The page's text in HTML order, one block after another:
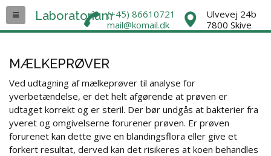
Laboratorium(+45) 86610721
mail@komail.dk
Ulvevej 24b
7800 Skive
MÆLKEPRØVER
Ved udtagning af mælkeprøver til analyse for
yverbetændelse, er det helt afgørende at prøven er
udtaget korrekt og er steril. Der bør undgås at bakterier fra
yveret og omgivelserne forurener prøven. Er prøven
forurenet kan dette give en blandingsflora eller give et
forkert resultat, derved kan det risikeres at koen behandles